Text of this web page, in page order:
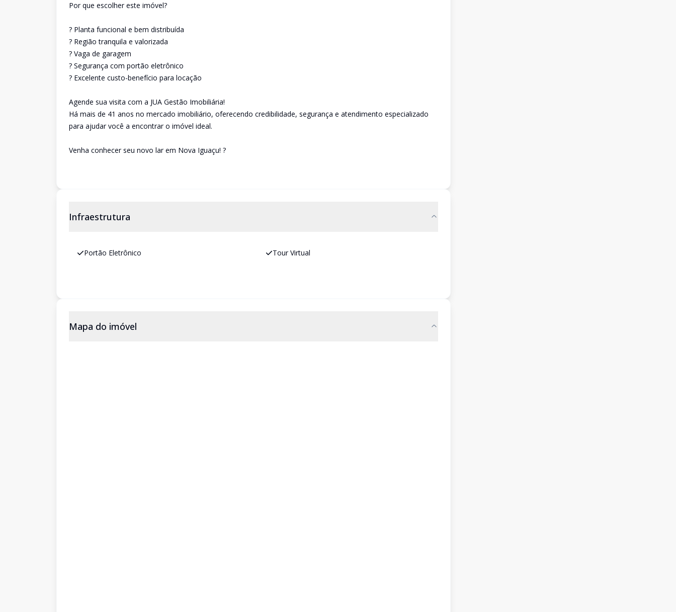
Por que escolher este imóvel?
? Planta funcional e bem distribuída
? Região tranquila e valorizada
? Vaga de garagem
? Segurança com portão eletrônico
? Excelente custo-benefício para locação
Agende sua visita com a JUA Gestão Imobiliária!
Há mais de 41 anos no mercado imobiliário, oferecendo credibilidade, segurança e atendimento especializado
para ajudar você a encontrar o imóvel ideal.
Venha conhecer seu novo lar em Nova Iguaçu! ?
Infraestrutura
Portão Eletrônico Tour Virtual
Mapa do imóvel